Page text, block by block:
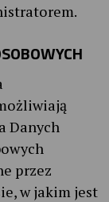
Danych
przez
w jakim jest